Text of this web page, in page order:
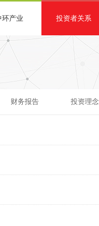
环产业 投资者关系
财务报告 投资理念